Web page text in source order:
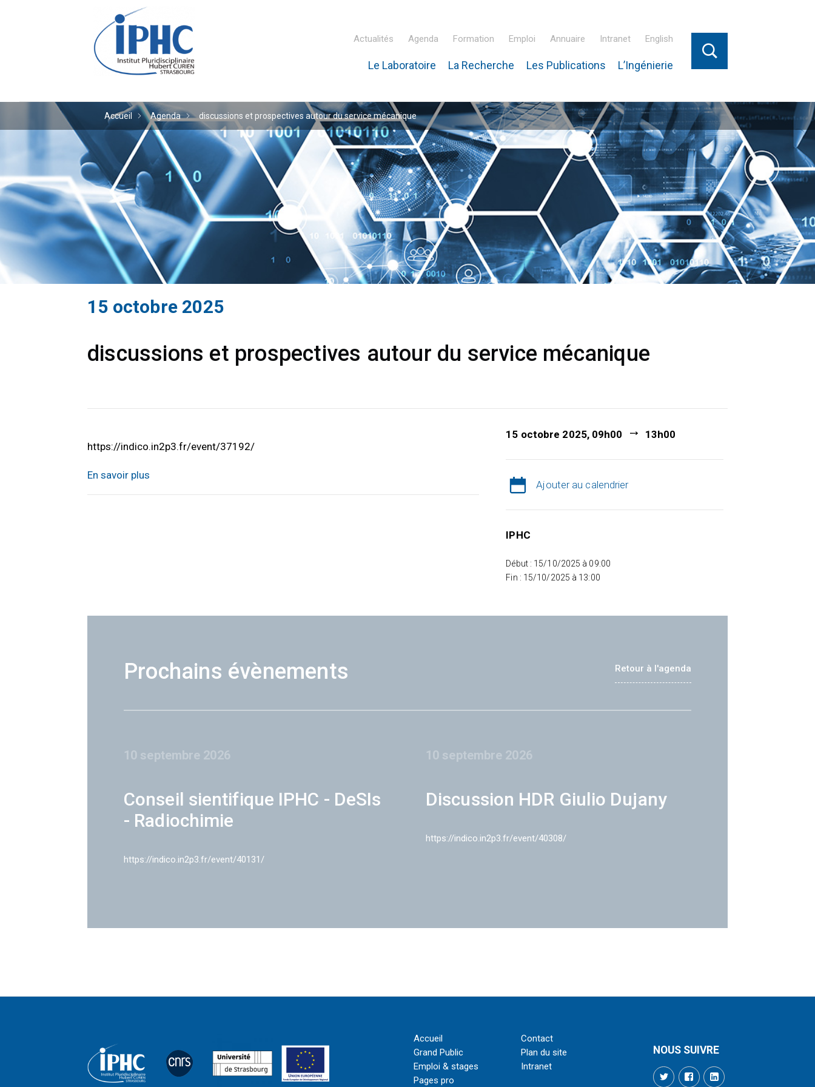
Institut pluridisciplinaire Hubert Curien – IPHC
Actualités Agenda Formation Emploi Annuaire Intranet English
Le Laboratoire La Recherche Les Publications L’Ingénierie
Accueil Agenda discussions et prospectives autour du service mécanique
15 octobre 2025
discussions et prospectives autour du service mécanique
https://indico.in2p3.fr/event/37192/
En savoir plus
15 octobre 2025, 09h00 13h00
Ajouter au calendrier
IPHC
Début : 15/10/2025 à 09:00
Fin : 15/10/2025 à 13:00
Prochains évènements Retour à l'agenda
10 septembre 2026
Conseil sientifique IPHC - DeSIs
- Radiochimie
https://indico.in2p3.fr/event/40131/
10 septembre 2026
Discussion HDR Giulio Dujany
https://indico.in2p3.fr/event/40308/
Accueil
Grand Public
Emploi & stages
Pages pro
Contact
Plan du site
Intranet
NOUS SUIVRE
TwitterFacebookLinkedIn